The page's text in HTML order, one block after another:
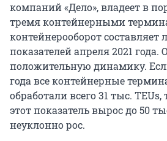
компаний «Дело», владеет в
тремя контейнерными
контейнерооборот
показателей апреля 2021
положительную динамику.
года все контейнерные
обработали всего 31 тыс.
этот показатель вырос до 50
неуклонно рос.